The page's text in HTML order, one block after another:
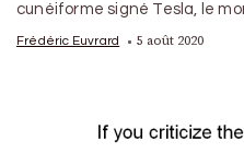
cunéiforme signé Tesla, le
Frédéric Euvrard 5 août 2020